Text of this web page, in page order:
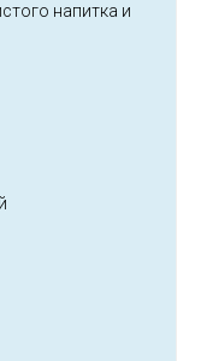
напитка и